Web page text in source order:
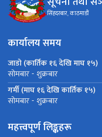
सिंहदरबार, काठमाडौं
कार्यालय समय
जाडो (कार्तिक १६ देखि माघ १५)
सोमबार - शुक्रबार
गर्मी (माघ १६ देखि कार्तिक १५)
सोमबार - शुक्रबार
महत्त्वपूर्ण लिङ्कहरू